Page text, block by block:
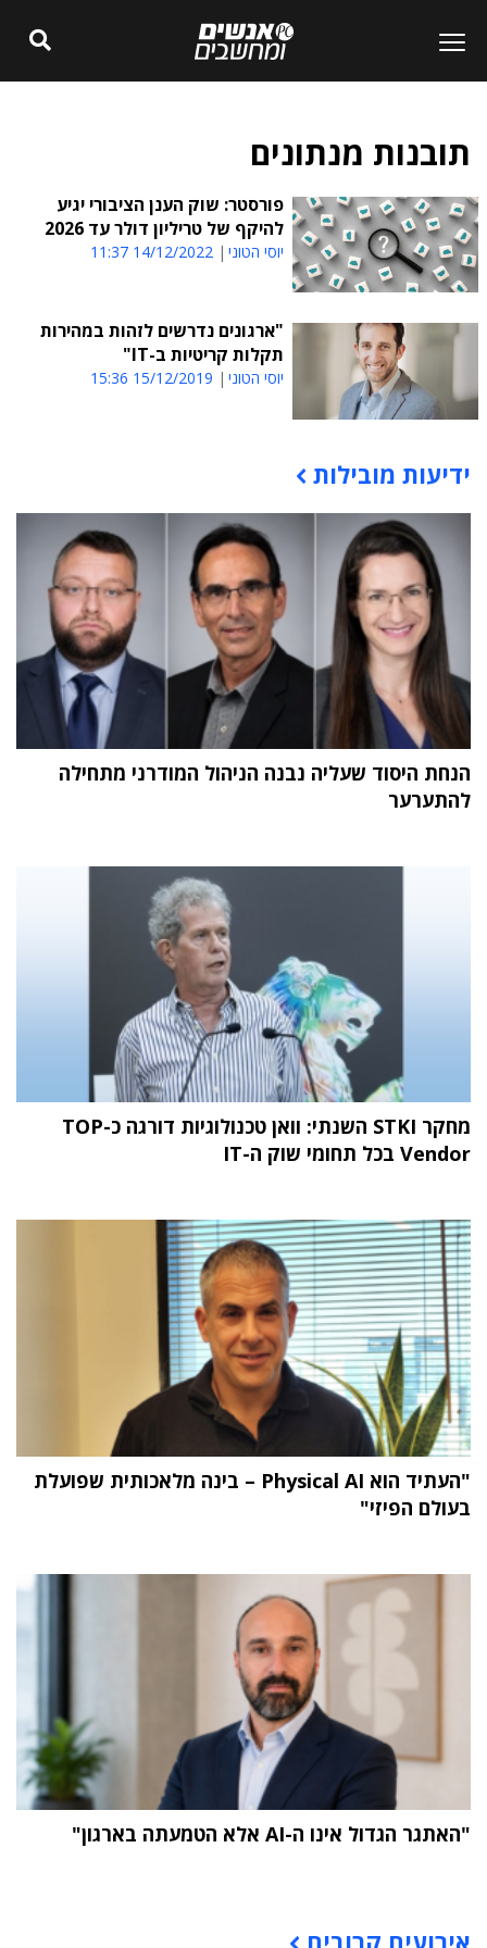
תובנות מנתונים
פורסטר: שוק הענן הציבורי יגיע
להיקף של טריליון דולר עד 2026
יוסי הטוני 14/12/2022 11:37
"ארגונים נדרשים לזהות במהירות
תקלות קריטיות ב-IT"
יוסי הטוני 15/12/2019 15:36
תוכן פרסומי
ידיעות מובילות
הנחת היסוד שעליה נבנה הניהול המודרני מתחילה
להתערער
מחקר STKI השנתי: וואן טכנולוגיות דורגה כ-TOP
Vendor בכל תחומי שוק ה-IT
"העתיד הוא Physical AI – בינה מלאכותית שפועלת
בעולם הפיזי"
"האתגר הגדול אינו ה-AI אלא הטמעתה בארגון"
אירועים קרובים